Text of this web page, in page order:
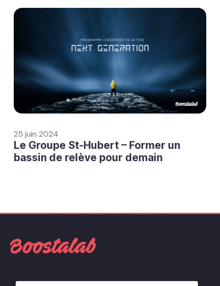
25 juin 2024
Le Groupe St-Hubert – Former un
bassin de relève pour demain